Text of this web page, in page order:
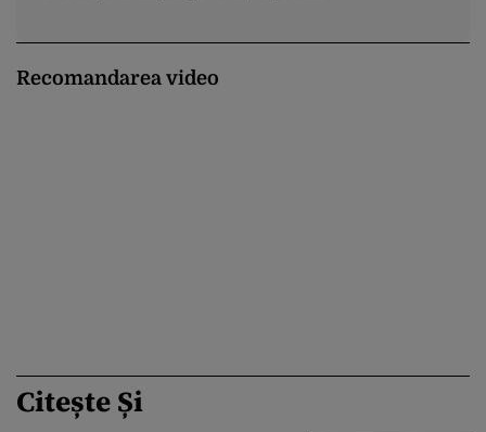
Recomandarea video
Citește Și